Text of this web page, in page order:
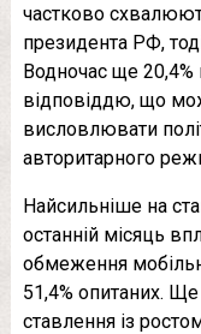
частково
президента РФ,
Водночас ще 20,4%
відповіддю, що
висловлювати
авторитарного
Найсильніше на
останній місяць
обмеження
51,4% опитаних.
ставлення із